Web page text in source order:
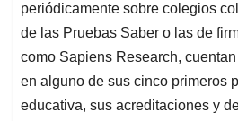
A
p
p
o
o
k
d
I
n
d
s
periódicamente sobre colegios
de las Pruebas Saber o las de
como Sapiens Research,
en alguno de sus cinco primeros
educativa, sus acreditaciones y